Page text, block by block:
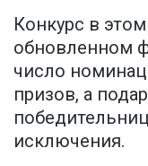
Конкурс в
обновленном
число
призов, а
исключения.